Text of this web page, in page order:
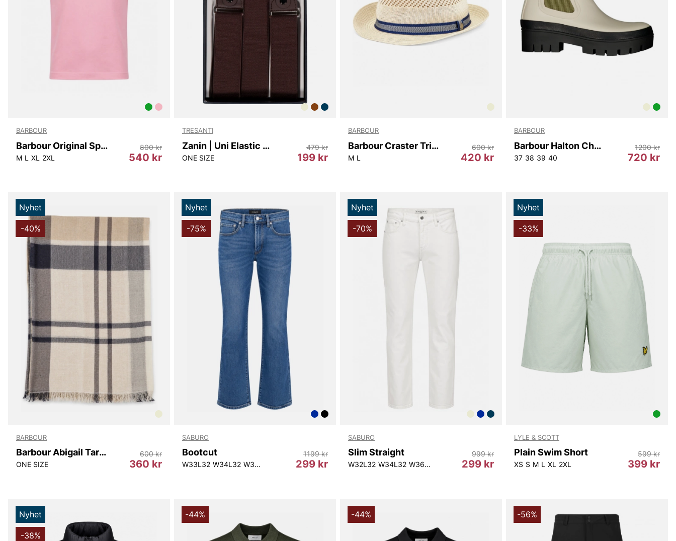
BARBOUR
Barbour Original Sports Tailored Polo Shirt
M L XL 2XL 540 kr
800 kr
TRESANTI
Zanin | Uni Elastic Braces
ONE SIZE 199 kr
479 kr
BARBOUR
Barbour Craster Trilby Summer Hat
M L 420 kr
600 kr
BARBOUR
Barbour Halton Chelsea Welly
37 38 39 40 720 kr
1200 kr
Nyhet
-40%
BARBOUR
Barbour Abigail Tartan Scarf
ONE SIZE 360 kr
600 kr
Nyhet
-75%
SABURO
Bootcut
W33L32 W34L32 W35L32 W38L32 W34L34 W35L34 W36L34 W38L34
299 kr
1199 kr
Nyhet
-70%
SABURO
Slim Straight
W32L32 W34L32 W36L32 W32L34 W33L34
299 kr
999 kr
Nyhet
-33%
LYLE & SCOTT
Plain Swim Short
XS S M L XL 2XL 399 kr
599 kr
Nyhet
-38%
-44% -44% -56%